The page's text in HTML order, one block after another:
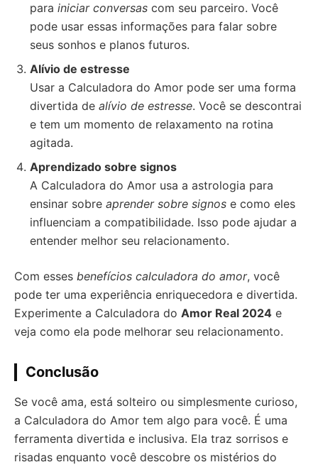
para iniciar conversas com seu parceiro. Você
pode usar essas informações para falar sobre
seus sonhos e planos futuros.
Alívio de estresse
Usar a Calculadora do Amor pode ser uma forma
divertida de alívio de estresse. Você se descontrai
e tem um momento de relaxamento na rotina
agitada.
Aprendizado sobre signos
A Calculadora do Amor usa a astrologia para
ensinar sobre aprender sobre signos e como eles
influenciam a compatibilidade. Isso pode ajudar a
entender melhor seu relacionamento.
Com esses benefícios calculadora do amor, você
pode ter uma experiência enriquecedora e divertida.
Experimente a Calculadora do Amor Real 2024 e
veja como ela pode melhorar seu relacionamento.
Conclusão
Se você ama, está solteiro ou simplesmente curioso,
a Calculadora do Amor tem algo para você. É uma
ferramenta divertida e inclusiva. Ela traz sorrisos e
risadas enquanto você descobre os mistérios do